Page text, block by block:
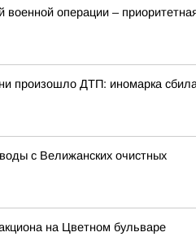
военной операции –
произошло ДТП: иномарка
с Велижанских очистных
на Цветном бульваре